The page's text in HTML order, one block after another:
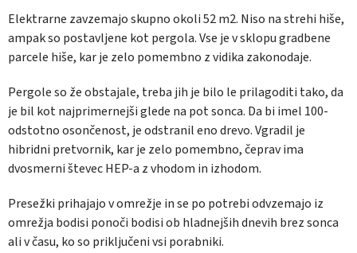
Elektrarne zavzemajo skupno okoli 52 m2. Niso na strehi hiše,
ampak so postavljene kot pergola. Vse je v sklopu gradbene
parcele hiše, kar je zelo pomembno z vidika zakonodaje.
Pergole so že obstajale, treba jih je bilo le prilagoditi tako, da
je bil kot najprimernejši glede na pot sonca. Da bi imel 100-
odstotno osončenost, je odstranil eno drevo. Vgradil je
hibridni pretvornik, kar je zelo pomembno, čeprav ima
dvosmerni števec HEP-a z vhodom in izhodom.
Presežki prihajajo v omrežje in se po potrebi odvzemajo iz
omrežja bodisi ponoči bodisi ob hladnejših dnevih brez sonca
ali v času, ko so priključeni vsi porabniki.